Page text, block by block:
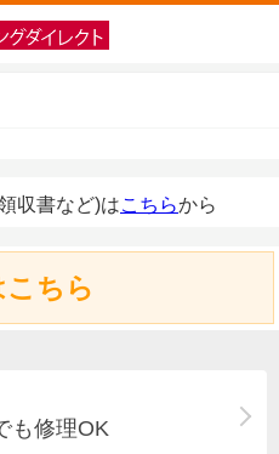
収書など)はこちらから
ちら
も修理OK